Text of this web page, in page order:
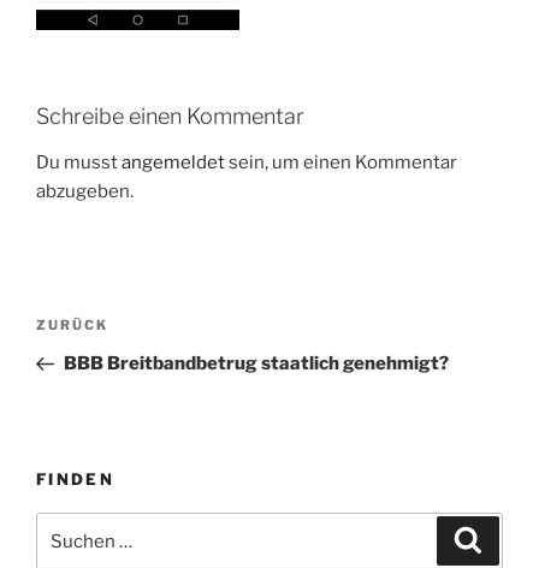
Schreibe einen Kommentar
Du musstangemeldetsein, um einen Kommentar
abzugeben.
Beitragsnavigation
Vorheriger
Beitrag
ZURÜCK
BBB Breitbandbetrug staatlich genehmigt?
FINDEN
nach: